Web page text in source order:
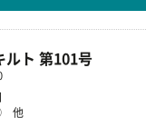
ルト 第101号
他